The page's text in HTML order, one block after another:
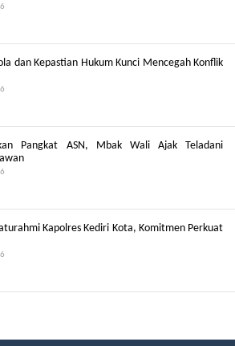
dan Kepastian Hukum Kunci Mencegah Konflik
Pangkat ASN, Mbak Wali Ajak Teladani
Kapolres Kediri Kota, Komitmen Perkuat